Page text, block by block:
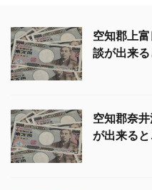
空知郡上
談が出来る
空知郡奈
が出来ると